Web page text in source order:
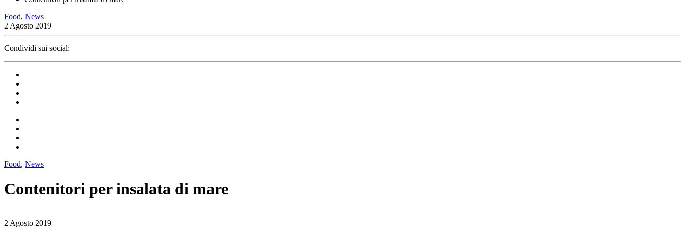
Food, News
2 Agosto 2019
Condividi sui social:
Food, News
Contenitori per insalata di mare
2 Agosto 2019